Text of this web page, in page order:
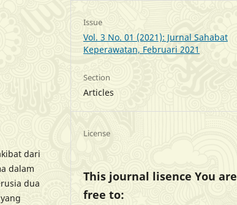
dari
dalam
dua
Issue
Vol. 3 No. 01 (2021): Jurnal Sahabat
Keperawatan, Februari 2021
Section
Articles
License
This journal lisence You are
free to: